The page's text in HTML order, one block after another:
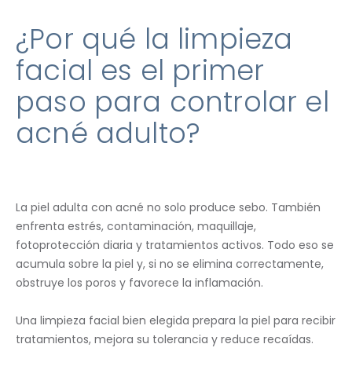
¿Por qué la limpieza
facial es el primer
paso para controlar el
acné adulto?
La piel adulta con acné no solo produce sebo. También
enfrenta estrés, contaminación, maquillaje,
fotoprotección diaria y tratamientos activos. Todo eso se
acumula sobre la piel y, si no se elimina correctamente,
obstruye los poros y favorece la inflamación.
Una limpieza facial bien elegida prepara la piel para recibir
tratamientos, mejora su tolerancia y reduce recaídas.